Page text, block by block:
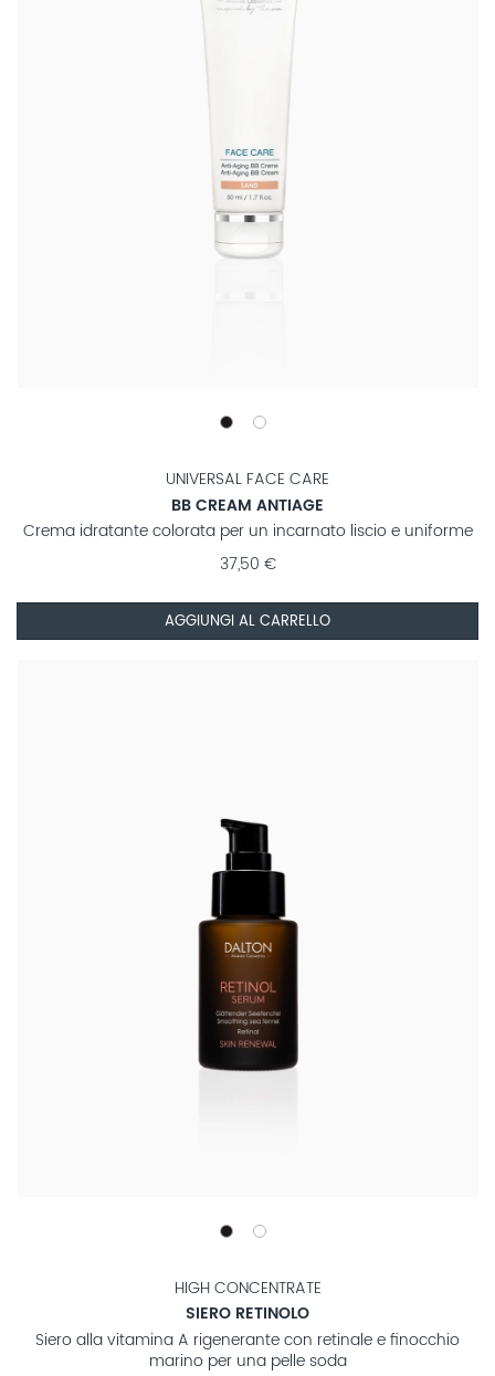
UNIVERSAL FACE CARE
BB CREAM ANTIAGE
Crema idratante colorata per un incarnato liscio e uniforme
37,50 €
AGGIUNGI AL CARRELLO
HIGH CONCENTRATE
SIERO RETINOLO
Siero alla vitamina A rigenerante con retinale e finocchio
marino per una pelle soda